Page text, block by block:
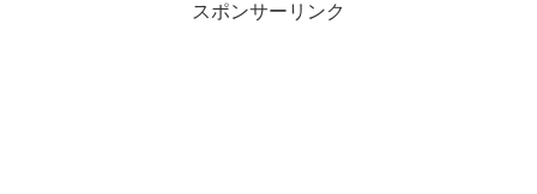
スポンサーリンク